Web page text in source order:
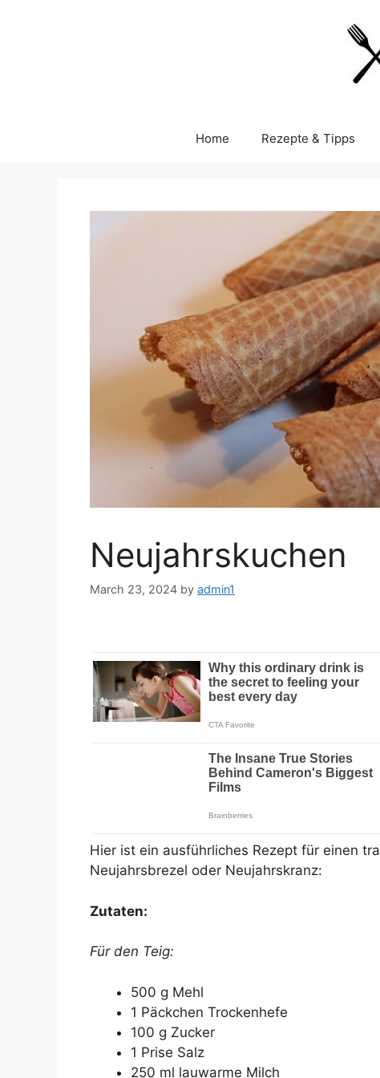
Home Rezepte & Tipps
Neujahrskuchen
March 23, 2024 by admin1
Hier ist ein ausführliches Rezept für einen
Neujahrsbrezel oder Neujahrskranz:
Zutaten:
Für den Teig:
500 g Mehl
1 Päckchen Trockenhefe
100 g Zucker
1 Prise Salz
250 ml lauwarme Milch